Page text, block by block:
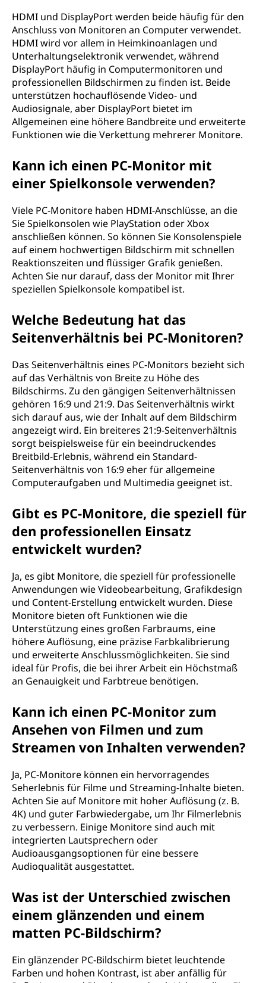
HDMI und DisplayPort werden beide häufig für den
Anschluss von Monitoren an Computer verwendet.
HDMI wird vor allem in Heimkinoanlagen und
Unterhaltungselektronik verwendet, während
DisplayPort häufig in Computermonitoren und
professionellen Bildschirmen zu finden ist. Beide
unterstützen hochauflösende Video- und
Audiosignale, aber DisplayPort bietet im
Allgemeinen eine höhere Bandbreite und erweiterte
Funktionen wie die Verkettung mehrerer Monitore.
Kann ich einen PC-Monitor mit
einer Spielkonsole verwenden?
Viele PC-Monitore haben HDMI-Anschlüsse, an die
Sie Spielkonsolen wie PlayStation oder Xbox
anschließen können. So können Sie Konsolenspiele
auf einem hochwertigen Bildschirm mit schnellen
Reaktionszeiten und flüssiger Grafik genießen.
Achten Sie nur darauf, dass der Monitor mit Ihrer
speziellen Spielkonsole kompatibel ist.
Welche Bedeutung hat das
Seitenverhältnis bei PC-Monitoren?
Das Seitenverhältnis eines PC-Monitors bezieht sich
auf das Verhältnis von Breite zu Höhe des
Bildschirms. Zu den gängigen Seitenverhältnissen
gehören 16:9 und 21:9. Das Seitenverhältnis wirkt
sich darauf aus, wie der Inhalt auf dem Bildschirm
angezeigt wird. Ein breiteres 21:9-Seitenverhältnis
sorgt beispielsweise für ein beeindruckendes
Breitbild-Erlebnis, während ein Standard-
Seitenverhältnis von 16:9 eher für allgemeine
Computeraufgaben und Multimedia geeignet ist.
Gibt es PC-Monitore, die speziell für
den professionellen Einsatz
entwickelt wurden?
Ja, es gibt Monitore, die speziell für professionelle
Anwendungen wie Videobearbeitung, Grafikdesign
und Content-Erstellung entwickelt wurden. Diese
Monitore bieten oft Funktionen wie die
Unterstützung eines großen Farbraums, eine
höhere Auflösung, eine präzise Farbkalibrierung
und erweiterte Anschlussmöglichkeiten. Sie sind
ideal für Profis, die bei ihrer Arbeit ein Höchstmaß
an Genauigkeit und Farbtreue benötigen.
Kann ich einen PC-Monitor zum
Ansehen von Filmen und zum
Streamen von Inhalten verwenden?
Ja, PC-Monitore können ein hervorragendes
Seherlebnis für Filme und Streaming-Inhalte bieten.
Achten Sie auf Monitore mit hoher Auflösung (z. B.
4K) und guter Farbwiedergabe, um Ihr Filmerlebnis
zu verbessern. Einige Monitore sind auch mit
integrierten Lautsprechern oder
Audioausgangsoptionen für eine bessere
Audioqualität ausgestattet.
Was ist der Unterschied zwischen
einem glänzenden und einem
matten PC-Bildschirm?
Ein glänzender PC-Bildschirm bietet leuchtende
Farben und hohen Kontrast, ist aber anfällig für